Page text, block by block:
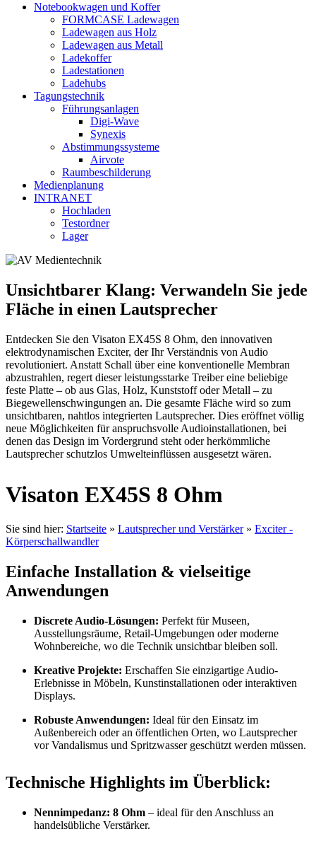
Notebookwagen und Koffer
FORMCASE Ladewagen
Ladewagen aus Holz
Ladewagen aus Metall
Ladekoffer
Ladestationen
Ladehubs
Tagungstechnik
Führungsanlagen
Digi-Wave
Synexis
Abstimmungssysteme
Airvote
Raumbeschilderung
Medienplanung
INTRANET
Hochladen
Testordner
Lager
Unsichtbarer Klang: Verwandeln Sie jede
Fläche in einen Lautsprecher
Entdecken Sie den Visaton EX45S 8 Ohm, den innovativen
elektrodynamischen Exciter, der Ihr Verständnis von Audio
revolutioniert. Anstatt Schall über eine konventionelle Membran
abzustrahlen, regert dieser leistungsstarke Treiber eine beliebige
feste Platte – ob aus Glas, Holz, Kunststoff oder Metall – zu
Biegewellenschwingungen an. Die gesamte Fläche wird so zum
unsichtbaren, nahtlos integrierten Lautsprecher. Dies eröffnet völlig
neue Möglichkeiten für anspruchsvolle Audioinstallationen, bei
denen das Design im Vordergrund steht oder herkömmliche
Lautsprecher schutzlos Umwelteinflüssen ausgesetzt wären.
Visaton EX45S 8 Ohm
Sie sind hier: Startseite » Lautsprecher und Verstärker» Exciter -
Körperschallwandler
Einfache Installation & vielseitige
Anwendungen
Discrete Audio-Lösungen: Perfekt für Museen,
Ausstellungsräume, Retail-Umgebungen oder moderne
Wohnbereiche, wo die Technik unsichtbar bleiben soll.
Kreative Projekte: Erschaffen Sie einzigartige Audio-
Erlebnisse in Möbeln, Kunstinstallationen oder interaktiven
Displays.
Robuste Anwendungen: Ideal für den Einsatz im
Außenbereich oder an öffentlichen Orten, wo Lautsprecher
vor Vandalismus und Spritzwasser geschützt werden müssen.
Technische Highlights im Überblick:
Nennimpedanz: 8 Ohm – ideal für den Anschluss an
handelsübliche Verstärker.